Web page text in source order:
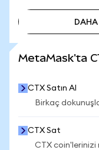
MetaMask'ta
CTX Satın Al
Birkaç
CTX Sat
CTX coin'lerinizi